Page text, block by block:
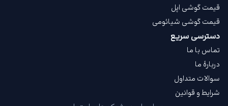
قیمت گوشی اپل
قیمت گوشی شیائومی
دسترسی سریع
تماس با ما
دربارهٔ ما
سوالات متداول
شرایط و قوانین